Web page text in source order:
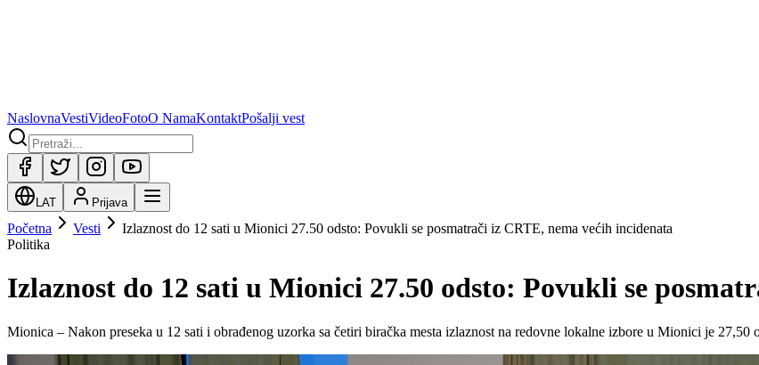
NaslovnaVestiVideoFotoO NamaKontaktPošalji vest
LAT Prijava
Početna Vesti
Izlaznost do 12 sati u Mionici 27.50 odsto: Povukli se posmatrači iz CRTE, nema većih incidenata
Politika
Izlaznost do 12 sati u Mionici 27.50 odsto: Povukli se
Mionica – Nakon preseka u 12 sati i obrađenog uzorka sa četiri biračka mesta izlaznost na redovne lokalne izbore u Mionici je 27,50